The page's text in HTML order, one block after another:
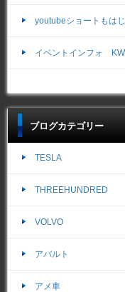
youtubeショートもは
イベントインフォ
ブログカテゴリー
TESLA
THREEHUNDRED
VOLVO
アバルト
アメ車